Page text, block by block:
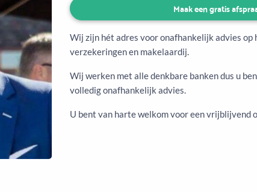
Maak een gratis
Wij zijn hét adres voor onafhankelijk advies op
verzekeringen en makelaardij.
Wij werken met alle denkbare banken dus u
volledig onafhankelijk advies.
U bent van harte welkom voor een vrijblijvend